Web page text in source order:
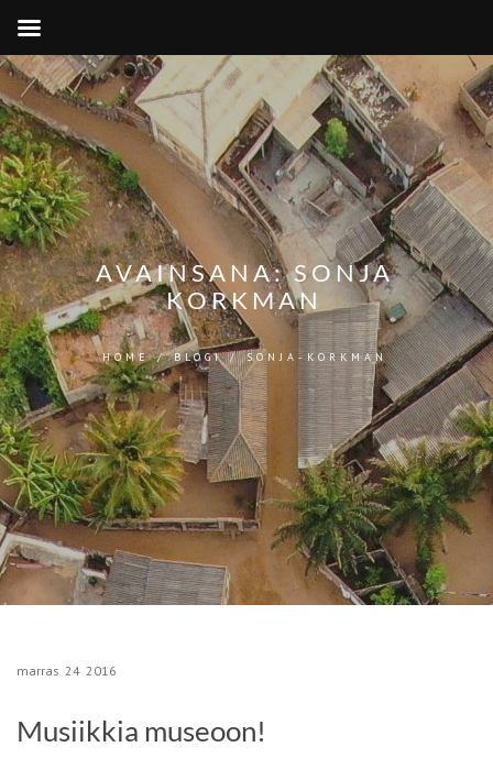
AVAINSANA:SONJA
KORKMAN
HOME/BLOGI/SONJA-KORKMAN
marras 24 2016
Musiikkia museoon!